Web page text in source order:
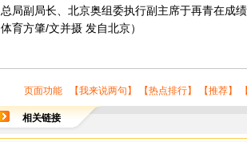
总局副局长、北京奥组委执行副主席于再青在成
体育方肇/文并摄 发自北京）
页面功能 【我来说两句 】 【热点排行】 【推荐】
相关链接